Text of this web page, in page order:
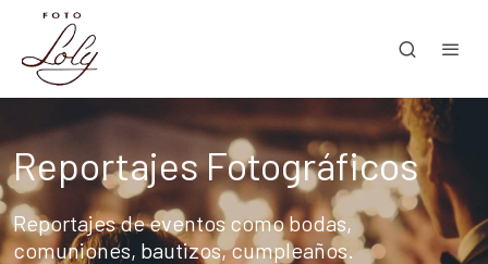
Reportajes Fotográficos
Reportajes de eventos como bodas,
comuniones, bautizos, cumpleaños.